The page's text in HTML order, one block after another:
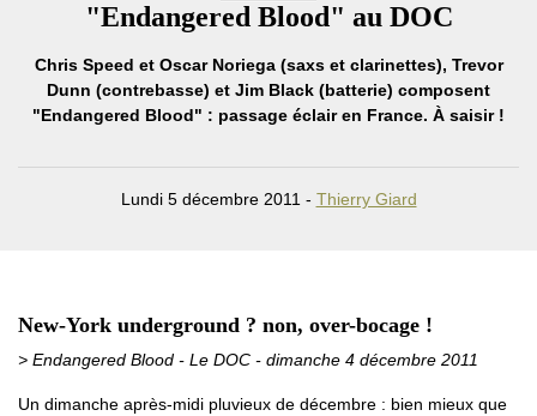
"Endangered Blood" au DOC
Chris Speed et Oscar Noriega (saxs et clarinettes), Trevor
Dunn (contrebasse) et Jim Black (batterie) composent
"Endangered Blood" : passage éclair en France. À saisir !
Lundi 5 décembre 2011 - Thierry Giard
New-York underground ? non, over-bocage !
> Endangered Blood - Le DOC - dimanche 4 décembre 2011
Un dimanche après-midi pluvieux de décembre : bien mieux que